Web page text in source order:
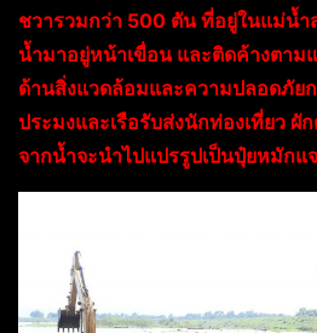
ชวารวมกว่า 500 ตัน ที่อยู่ในแม่น้
น้ำมาอยู่หน้าเขื่อน และติดค้างตาม
ด้านสิ่งแวดล้อมและความปลอดภัยก
ประมงและเรือรับส่งนักท่องเที่ยว
จากน้ำจะนำไปแปรรูปเป็นปุ๋ยหมักแ